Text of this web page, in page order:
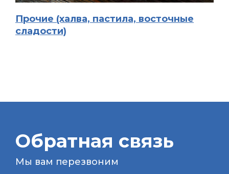
Прочие (халва, пастила, восточные
сладости)
Обратная связь
Мы вам перезвоним